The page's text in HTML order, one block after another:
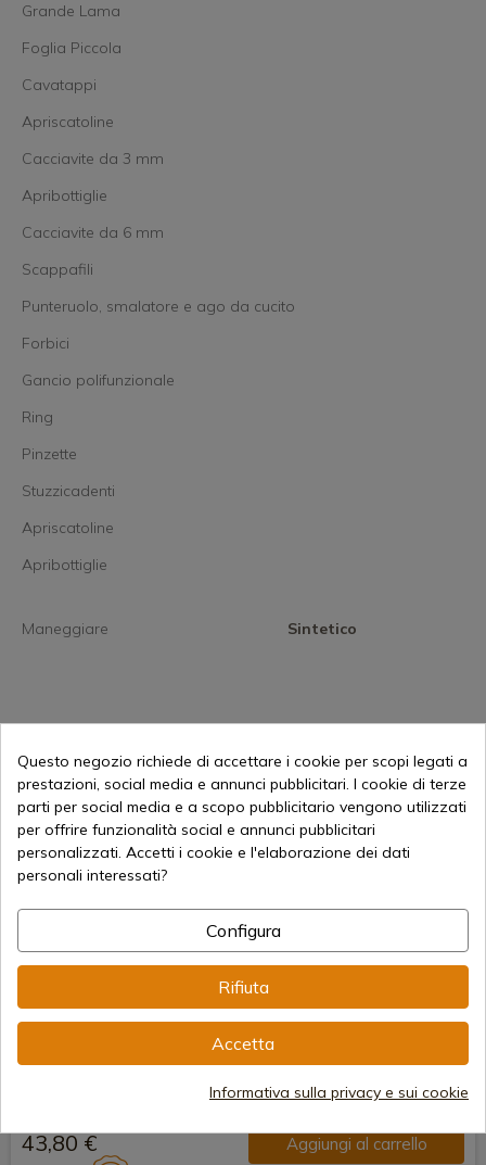
Grande Lama
Foglia Piccola
Cavatappi
Apriscatoline
Cacciavite da 3 mm
Apribottiglie
Cacciavite da 6 mm
Scappafili
Punteruolo, smalatore e ago da cucito
Forbici
Gancio polifunzionale
Ring
Pinzette
Stuzzicadenti
Apriscatoline
Apribottiglie
Maneggiare Sintetico
Non c'è niente di meglio che vederlo in
uso
43,80 € Aggiungi al carrello
Questo negozio richiede di accettare i cookie per scopi legati a
prestazioni, social media e annunci pubblicitari. I cookie di terze
parti per social media e a scopo pubblicitario vengono utilizzati
per offrire funzionalità social e annunci pubblicitari
personalizzati. Accetti i cookie e l'elaborazione dei dati
personali interessati?
Configura
Rifiuta
Accetta
Informativa sulla privacy e sui cookie